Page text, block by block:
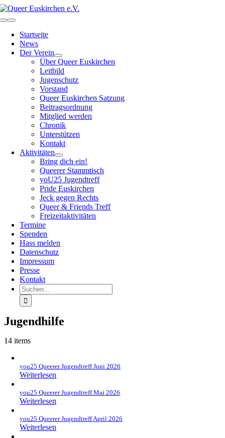
Zum
Inhalt
Toggle
NavigationStartseite
News
Der Verein
Über Queer Euskirchen
Leitbild
Jugenschutz
Vorstand
Queer Euskirchen Satzung
Beitragsordnung
Mitglied werden
Chronik
Unterstützen
Kontakt
Aktivitäten
Bring dich ein!
Queerer Stammtisch
yoU25 Jugendtreff
Pride Euskirchen
Jeck gegen Rechts
Queer & Friends Treff
Freizeitaktivitäten
Termine
Spenden
Hass melden
Datenschutz
Impressum
Presse
Kontakt
Suche
nach:
Jugendhilfe
14 items
you25 Queerer Jugendtreff Juni 2026
Weiterlesen
you25 Queerer Jugendtreff Mai 2026
Weiterlesen
you25 Queerer Jugendtreff April 2026
Weiterlesen